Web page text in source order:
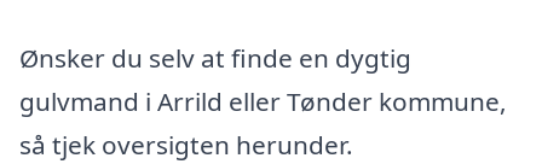
Ønsker du selv at finde en dygtig
gulvmand i Arrild eller Tønder kommune,
så tjek oversigten herunder.